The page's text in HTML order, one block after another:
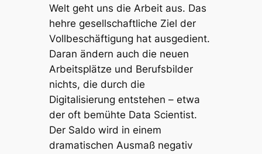
Welt geht uns die Arbeit aus. Das
hehre gesellschaftliche Ziel der
Vollbeschäftigung hat ausgedient.
Daran ändern auch die neuen
Arbeitsplätze und Berufsbilder
nichts, die durch die
Digitalisierung entstehen – etwa
der oft bemühte Data Scientist.
Der Saldo wird in einem
dramatischen Ausmaß negativ